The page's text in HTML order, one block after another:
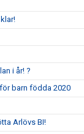
i år! ?
barn födda 2020
Arlövs BI!